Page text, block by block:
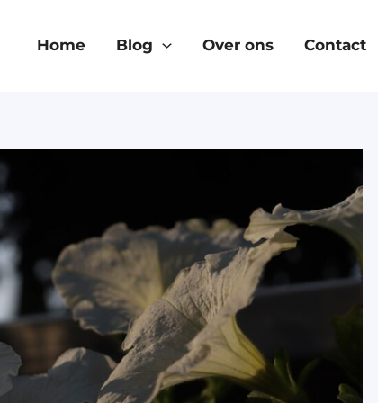
Home Blog Over ons Contact